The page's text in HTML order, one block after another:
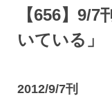
【656】9/7
いている」
2012/9/7刊